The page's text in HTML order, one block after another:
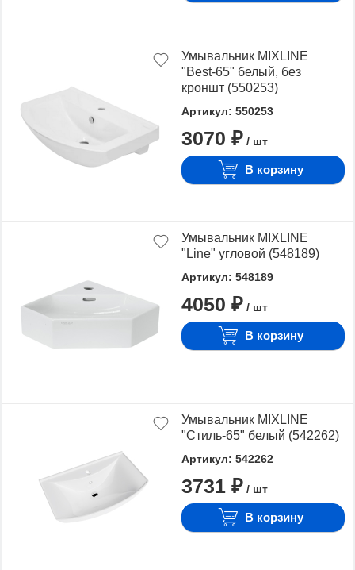
Умывальник MIXLINE
"Best-65" белый, без
кроншт (550253)
Артикул: 550253
3070 ₽ / шт
В корзину
Умывальник MIXLINE
"Line" угловой (548189)
Артикул: 548189
4050 ₽ / шт
В корзину
Умывальник MIXLINE
"Стиль-65" белый (542262)
Артикул: 542262
3731 ₽ / шт
В корзину